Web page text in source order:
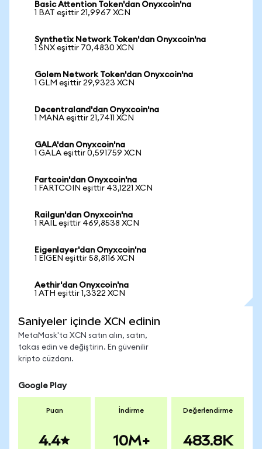
Basic Attention Token'dan Onyxcoin'na
1 BAT eşittir 21,9967 XCN
Synthetix Network Token'dan Onyxcoin'na
1 SNX eşittir 70,4830 XCN
Golem Network Token'dan Onyxcoin'na
1 GLM eşittir 29,9323 XCN
Decentraland'dan Onyxcoin'na
1 MANA eşittir 21,7411 XCN
GALA'dan Onyxcoin'na
1 GALA eşittir 0,591759 XCN
Fartcoin'dan Onyxcoin'na
1 FARTCOIN eşittir 43,1221 XCN
Railgun'dan Onyxcoin'na
1 RAIL eşittir 469,8538 XCN
Eigenlayer'dan Onyxcoin'na
1 EIGEN eşittir 58,8116 XCN
Aethir'dan Onyxcoin'na
1 ATH eşittir 1,3322 XCN
Saniyeler içinde XCN edinin
MetaMask'ta XCN satın alın, satın,
takas edin ve değiştirin. En güvenilir
kripto cüzdanı.
Google Play
Puan
4.4
İndirme
10M+
Değerlendirme
483.8K